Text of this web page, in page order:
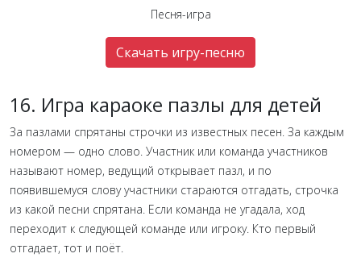
Песня-игра
Скачать игру-песню
16. Игра караоке пазлы для детей
За пазлами спрятаны строчки из известных песен. За каждым
номером — одно слово. Участник или команда участников
называют номер, ведущий открывает пазл, и по
появившемуся слову участники стараются отгадать, строчка
из какой песни спрятана. Если команда не угадала, ход
переходит к следующей команде или игроку. Кто первый
отгадает, тот и поёт.